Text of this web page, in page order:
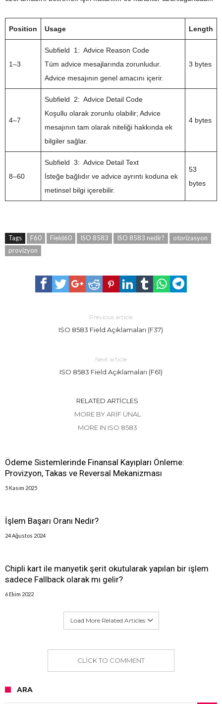
Position Usage Length
1–3
Subfield 1: Advice Reason Code
Tüm advice mesajlarında zorunludur.
Advice mesajının genel amacını içerir.
3 bytes
4–7
Subfield 2: Advice Detail Code
Koşullu olarak zorunlu olabilir; Advice
mesajının tam olarak niteliği hakkında ek
bilgiler sağlar.
4 bytes
8–60
Subfield 3: Advice Detail Text
İsteğe bağlıdır ve advice ayrıntı koduna ek
metinsel bilgi içerebilir.
53
bytes
Tags F60 Field60 ISO 8583 ISO 8583 nedir?
otorizasyon
provizyon
Previous article
ISO 8583 Field Açıklamaları (F37)
Next article
ISO 8583 Field Açıklamaları (F61)
RELATED ARTICLES
MORE BY ARIF ÜNAL
MORE IN ISO 8583
Ödeme Sistemlerinde Finansal Kayıpları Önleme:
Provizyon, Takas ve Reversal Mekanizması
5 Kasım 2025
İşlem Başarı Oranı Nedir?
24 Ağustos 2024
Chipli kart ile manyetik şerit okutularak yapılan bir işlem
sadece Fallback olarak mı gelir?
6 Ekim 2022
Load More Related Articles
CLICK TO COMMENT
ARA
Arama: